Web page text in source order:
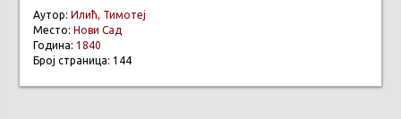
Аутор: Илић, Тимотеј
Место: Нови Сад
Година: 1840
Број страница: 144